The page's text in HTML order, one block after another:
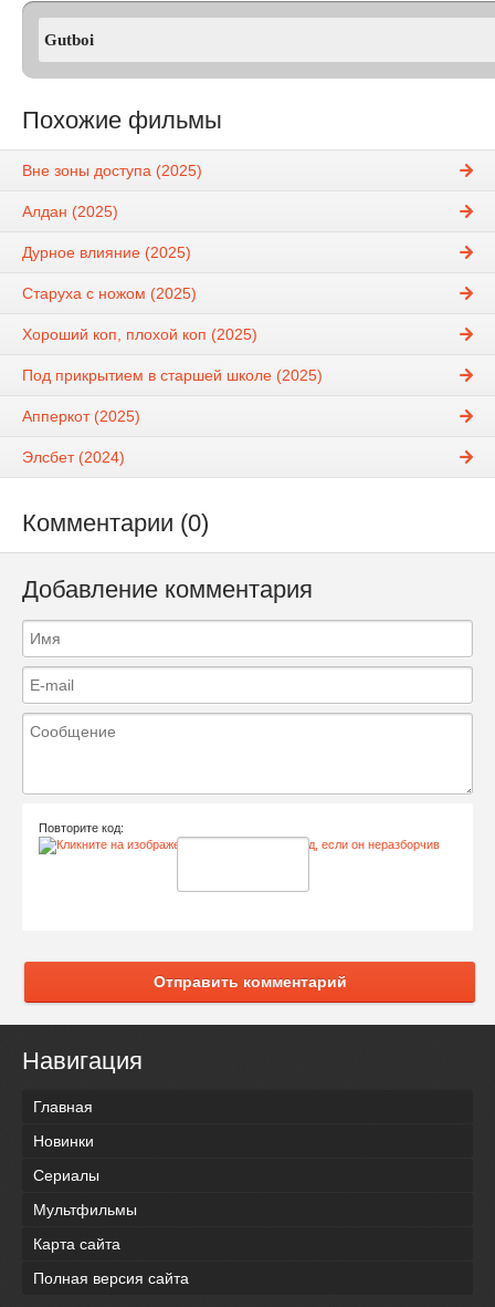
Похожие фильмы
Вне зоны доступа (2025)
Алдан (2025)
Дурное влияние (2025)
Старуха с ножом (2025)
Хороший коп, плохой коп (2025)
Под прикрытием в старшей школе (2025)
Апперкот (2025)
Элсбет (2024)
Комментарии (0)
Добавление комментария
Повторите код:
Отправить комментарий
Навигация
Главная
Новинки
Сериалы
Мультфильмы
Карта сайта
Полная версия сайта